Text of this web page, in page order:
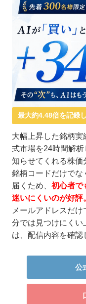
最大約4.48倍を記録
大幅上昇した銘柄
式市場を24時間解
知らせてくれる株価
銘柄コードだけで
届くため、初心者で
迷いにくいのが好評
メールアドレスだ
分では見つけにく
は、配信内容を確認
公